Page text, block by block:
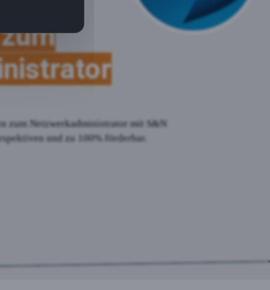
zum Netzwerkadministrator mit S&N
und zu 100% förderbar.